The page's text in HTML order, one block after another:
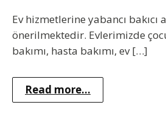
Ev hizmetlerine yabancı bakıcı
önerilmektedir. Evlerimizde
bakımı, hasta bakımı, ev […]
Read more...